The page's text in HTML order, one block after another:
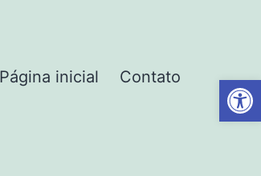
Página inicial Contato Barra de